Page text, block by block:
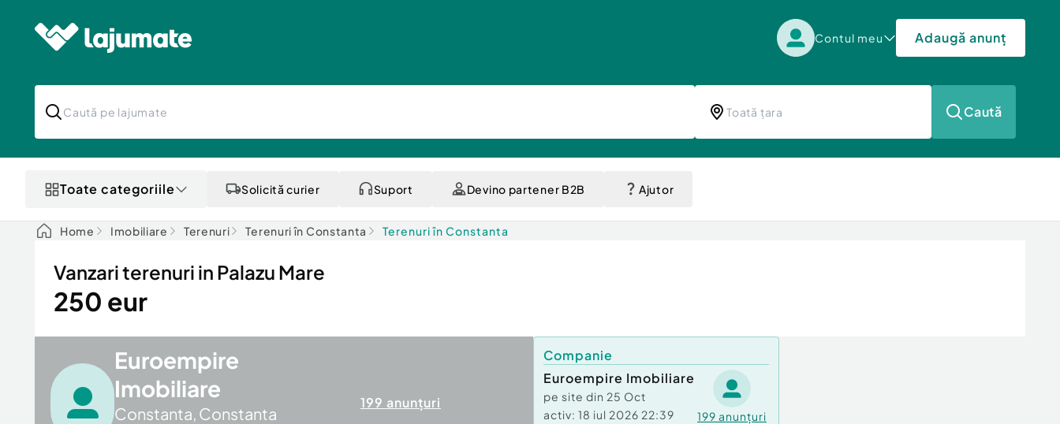
Contul meu Adaugă anunț
Caută
Toate categoriile Solicită curier Suport Devino partener B2B Ajutor
Home Imobiliare Terenuri Terenuri în Constanta Terenuri în Constanta
Vanzari terenuri in Palazu Mare
250 eur
Euroempire
Imobiliare
Constanta, Constanta
199 anunțuri
Companie
Euroempire Imobiliare
pe site din 25 Oct
activ: 18 iul 2026 22:39 199 anunțuri